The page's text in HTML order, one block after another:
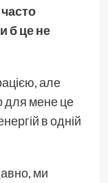
часто
б це не
але
для мене це
в одній
ми